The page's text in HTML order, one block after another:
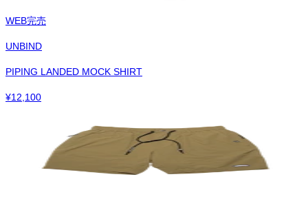
WEB完売
UNBIND
PIPING LANDED MOCK SHIRT
¥12,100